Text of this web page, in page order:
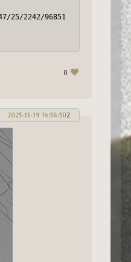
25/2242/96851.jpg[/img][/
0
2
2025-11-19 14:56:50